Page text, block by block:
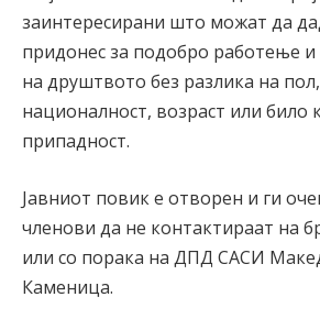
заинтересирани што можат да
придонес за подобро работење
на друштвото без разлика на
националност, возраст или било
припадност.
Јавниот повик е отворен и ги
членови да не контактираат на
или со порака на ДПД САСИ
Каменица.